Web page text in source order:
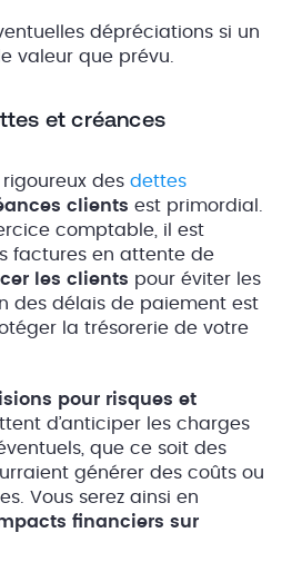
dépréciations si un
valeur que prévu.
et créances
rigoureux des dettes
clients est primordial.
comptable, il est
factures en attente de
les clients pour éviter les
des délais de paiement est
la trésorerie de votre
pour risques et
d’anticiper les charges
que ce soit des
générer des coûts ou
Vous serez ainsi en
financiers sur